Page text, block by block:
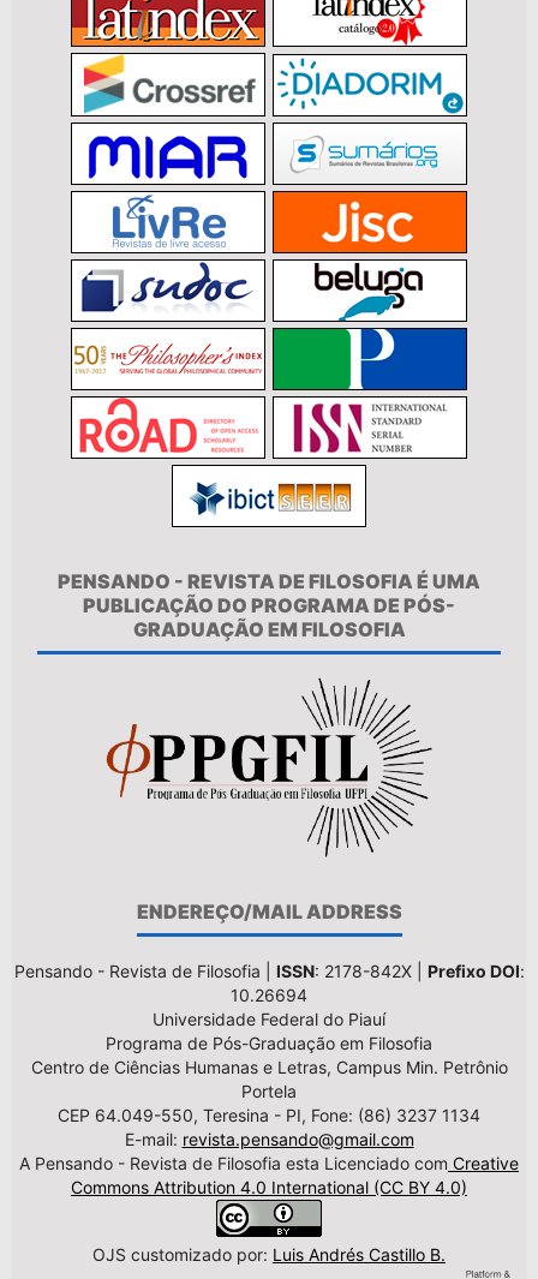
PENSANDO - REVISTA DE FILOSOFIA É UMA
PUBLICAÇÃO DO PROGRAMA DE PÓS-
GRADUAÇÃO EM FILOSOFIA
ENDEREÇO/MAIL ADDRESS
Pensando - Revista de Filosofia | ISSN: 2178-842X | Prefixo DOI:
10.26694
Universidade Federal do Piauí
Programa de Pós-Graduação em Filosofia
Centro de Ciências Humanas e Letras, Campus Min. Petrônio
Portela
CEP 64.049-550, Teresina - PI, Fone: (86) 3237 1134
E-mail: revista.pensando@gmail.com
A Pensando - Revista de Filosofia esta Licenciado com Creative
Commons Attribution 4.0 International (CC BY 4.0)
OJS customizado por: Luis Andrés Castillo B.